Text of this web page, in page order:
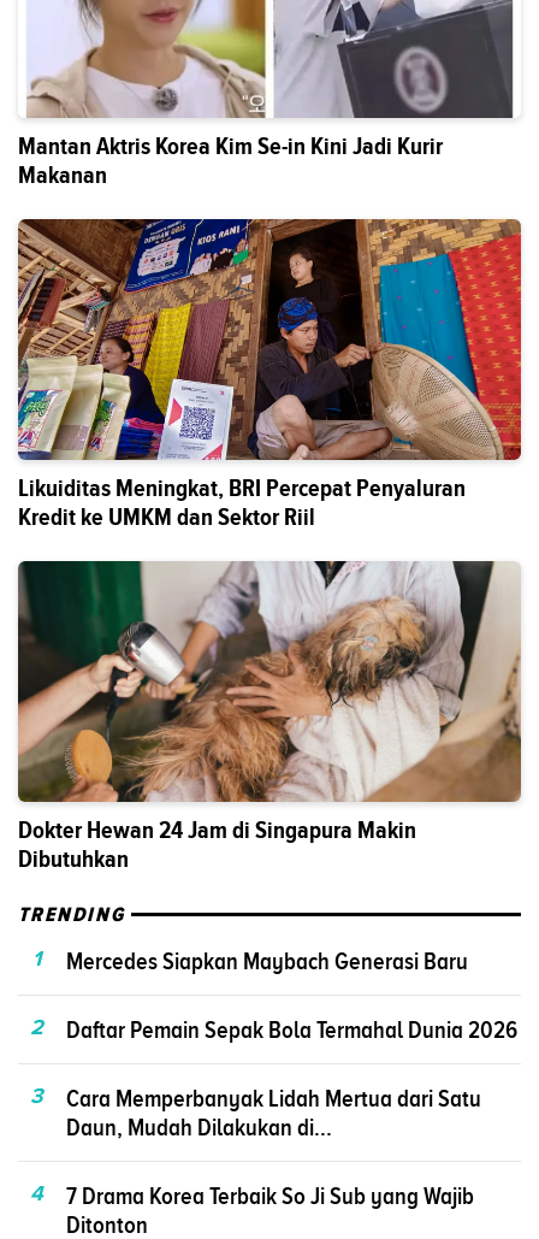
Mantan Aktris Korea Kim Se-in Kini Jadi Kurir
Makanan
Likuiditas Meningkat, BRI Percepat Penyaluran
Kredit ke UMKM dan Sektor Riil
Dokter Hewan 24 Jam di Singapura Makin
Dibutuhkan
TRENDING
1
Mercedes Siapkan Maybach Generasi Baru
2 Daftar Pemain Sepak Bola Termahal Dunia 2026
3
Cara Memperbanyak Lidah Mertua dari Satu
Daun, Mudah Dilakukan di...
4
7 Drama Korea Terbaik So Ji Sub yang Wajib
Ditonton